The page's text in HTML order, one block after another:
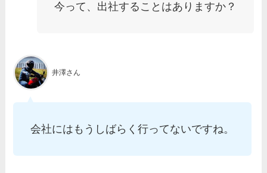
今って、出社することはありますか？
井澤さん
会社にはもうしばらく行ってないですね。